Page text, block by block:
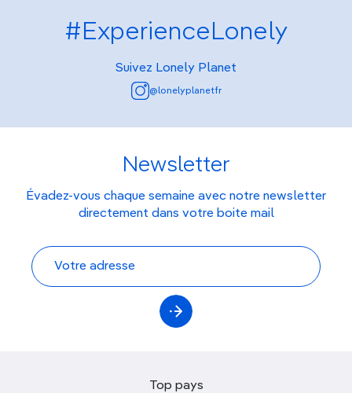
#ExperienceLonely
Suivez Lonely Planet
@lonelyplanetfr
Newsletter
Évadez-vous chaque semaine avec notre newsletter
directement dans votre boite mail
Top pays